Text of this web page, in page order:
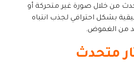
من خلال صورة غير متحركة أو
بشكل احترافي لجذب انتباه
من الغموض.
متحدث